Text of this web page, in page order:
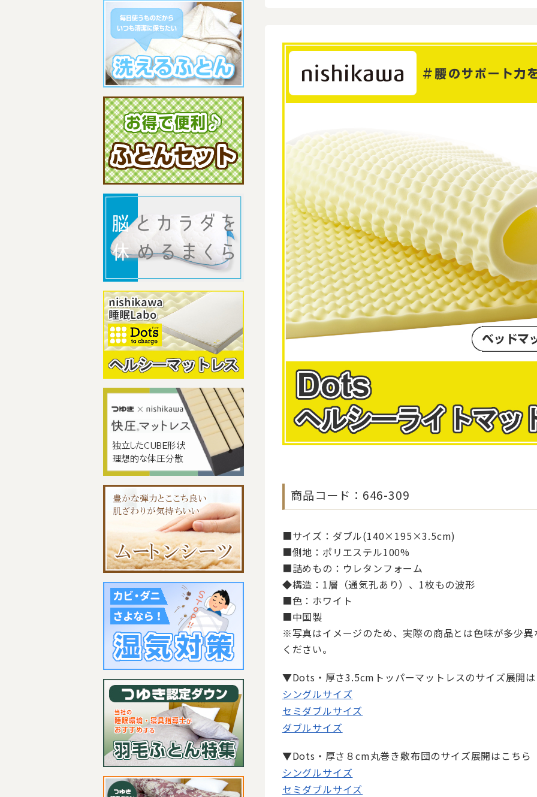
商品コード：646-309
■サイズ：ダブル(140×195×3.5cm)
■側地：ポリエステル100%
■詰めもの：ウレタンフォーム
◆構造：1層（通気孔あり）、1枚もの波形
■色：ホワイト
■中国製
※写真はイメージのため、実際の商品とは色味が多少
ください。
▼Dots・厚さ3.5cmトッパーマットレスのサイズ展開
シングルサイズ
セミダブルサイズ
ダブルサイズ
▼Dots・厚さ８cm丸巻き敷布団のサイズ展開はこちら
シングルサイズ
セミダブルサイズ